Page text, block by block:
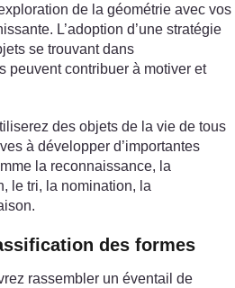
de la géométrie avec vos
L’adoption d’une stratégie
se trouvant dans
peuvent contribuer à motiver et
des objets de la vie de tous
à développer d’importantes
la reconnaissance, la
le tri, la nomination, la
des formes
rassembler un éventail de